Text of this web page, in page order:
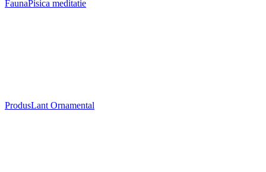
FaunaPisica meditatie
ProdusLant Ornamental